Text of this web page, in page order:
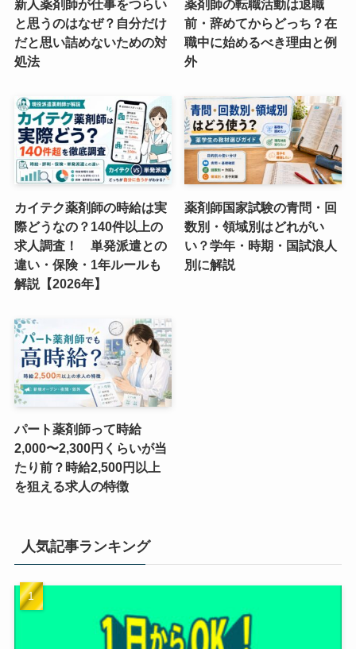
新人薬剤師が仕事をつらい
と思うのはなぜ？自分だけ
だと思い詰めないための対
処法
薬剤師の転職活動は退職
前・辞めてからどっち？在
職中に始めるべき理由と例
外
カイテク薬剤師の時給は実
際どうなの？140件以上の
求人調査！ 単発派遣との
違い・保険・1年ルールも
解説【2026年】
薬剤師国家試験の青問・回
数別・領域別はどれがい
い？学年・時期・国試浪人
別に解説
パート薬剤師って時給
2,000〜2,300円くらいが当
たり前？時給2,500円以上
を狙える求人の特徴
人気記事ランキング